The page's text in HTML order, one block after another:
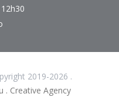
2019-2026 .
. Creative Agency